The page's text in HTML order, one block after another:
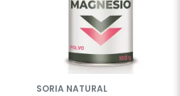
SORIA NATURAL